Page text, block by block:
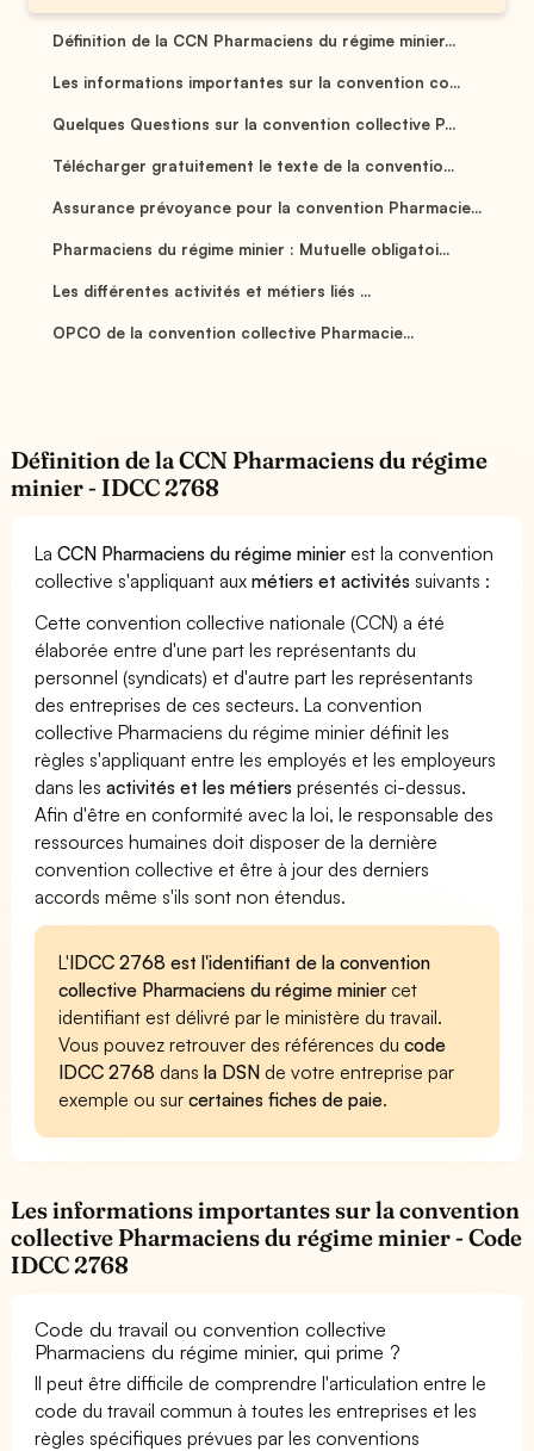
Définition de la CCN Pharmaciens du régime minier...
Les informations importantes sur la convention co...
Quelques Questions sur la convention collective P...
Télécharger gratuitement le texte de la conventio...
Assurance prévoyance pour la convention Pharmacie...
Pharmaciens du régime minier : Mutuelle obligatoi...
Les différentes activités et métiers liés ...
OPCO de la convention collective Pharmacie...
Définition de la CCN Pharmaciens du régime
minier - IDCC 2768
LaCCN Pharmaciens du régime minier est la convention
collective s'appliquant auxmétiers et activités suivants :
Cette convention collective nationale (CCN) a été
élaborée entre d'une part les représentants du
personnel (syndicats) et d'autre part les représentants
des entreprises de ces secteurs. La convention
collective Pharmaciens du régime minier définit les
règles s'appliquant entre les employés et les employeurs
dans lesactivités et les métiers présentés ci-dessus.
Afin d'être en conformité avec la loi, le responsable des
ressources humaines doit disposer de la dernière
convention collective et être à jour des derniers
accords même s'ils sont non étendus.
L'IDCC 2768 est l'identifiant de la convention
collective Pharmaciens du régime minier cet
identifiant est délivré par le ministère du travail.
Vous pouvez retrouver des références ducode
IDCC 2768 dansla DSN de votre entreprise par
exemple ou surcertaines fiches de paie.
Les informations importantes sur la convention
collective Pharmaciens du régime minier - Code
IDCC 2768
Code du travail ou convention collective
Pharmaciens du régime minier, qui prime ?
Il peut être difficile de comprendre l'articulation entre le
code du travail commun à toutes les entreprises et les
règles spécifiques prévues par les conventions